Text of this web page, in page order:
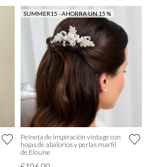
SUMMER15 - AHORRA UN 15 %
Peineta de inspiración vintage con
hojas de abalorios y perlas marfil
de Elouise